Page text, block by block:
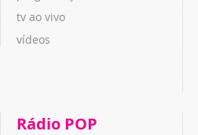
tv ao vivo
vídeos
Rádio POP